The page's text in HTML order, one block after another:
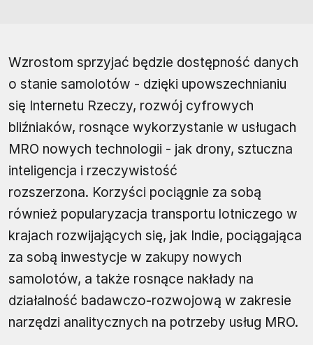
Wzrostom sprzyjać będzie dostępność danych
o stanie samolotów - dzięki upowszechnianiu
się Internetu Rzeczy, rozwój cyfrowych
bliźniaków, rosnące wykorzystanie w usługach
MRO nowych technologii - jak drony, sztuczna
inteligencja i rzeczywistość
rozszerzona. Korzyści pociągnie za sobą
również popularyzacja transportu lotniczego w
krajach rozwijających się, jak Indie, pociągająca
za sobą inwestycje w zakupy nowych
samolotów, a także rosnące nakłady na
działalność badawczo-rozwojową w zakresie
narzędzi analitycznych na potrzeby usług MRO.